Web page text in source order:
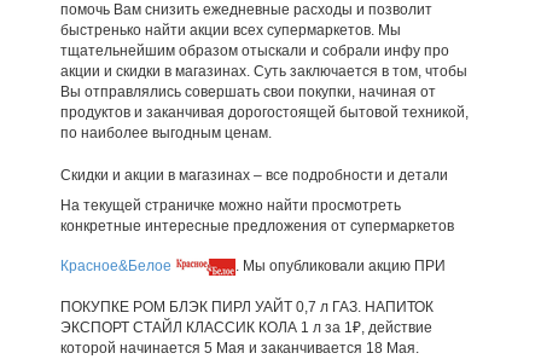
помочь Вам снизить ежедневные расходы и позволит
быстренько найти акции всех супермаркетов. Мы
тщательнейшим образом отыскали и собрали инфу про
акции и скидки в магазинах. Суть заключается в том, чтобы
Вы отправлялись совершать свои покупки, начиная от
продуктов и заканчивая дорогостоящей бытовой техникой,
по наиболее выгодным ценам.
Скидки и акции в магазинах – все подробности и детали
На текущей страничке можно найти просмотреть
конкретные интересные предложения от супермаркетов
Красное&Белое . Мы опубликовали акцию ПРИ
ПОКУПКЕ РОМ БЛЭК ПИРЛ УАЙТ 0,7 л ГАЗ. НАПИТОК
ЭКСПОРТ СТАЙЛ КЛАССИК КОЛА 1 л за 1₽, действие
которой начинается 5 Мая и заканчивается 18 Мая.